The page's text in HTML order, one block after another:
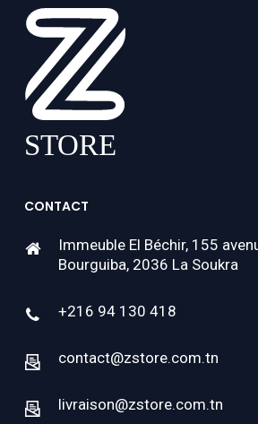
CONTACT
Immeuble El Béchir, 155
Bourguiba, 2036 La Soukra
+216 94 130 418
contact@zstore.com.tn
livraison@zstore.com.tn